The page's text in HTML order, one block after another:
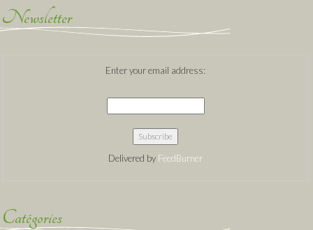
Newsletter
Enter your email address:
Delivered by FeedBurner
Catégories